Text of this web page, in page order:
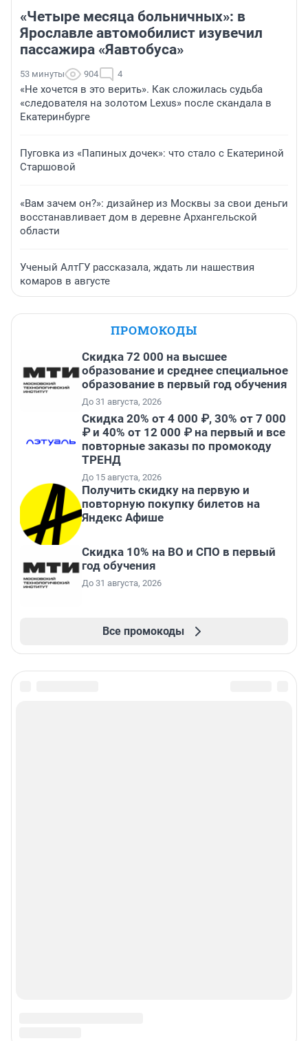
«Четыре месяца больничных»: в
Ярославле автомобилист изувечил
пассажира «Яавтобуса»
53 минуты 904 4
«Не хочется в это верить». Как сложилась судьба
«следователя на золотом Lexus» после скандала в
Екатеринбурге
Пуговка из «Папиных дочек»: что стало с Екатериной
Старшовой
«Вам зачем он?»: дизайнер из Москвы за свои деньги
восстанавливает дом в деревне Архангельской
области
Ученый АлтГУ рассказала, ждать ли нашествия
комаров в августе
ПРОМОКОДЫ
Скидка 72 000 на высшее
образование и среднее специальное
образование в первый год обучения
До 31 августа, 2026
Скидка 20% от 4 000 ₽, 30% от 7 000
₽ и 40% от 12 000 ₽ на первый и все
повторные заказы по промокоду
ТРЕНД
До 15 августа, 2026
Получить скидку на первую и
повторную покупку билетов на
Яндекс Афише
Скидка 10% на ВО и СПО в первый
год обучения
До 31 августа, 2026
Все промокоды